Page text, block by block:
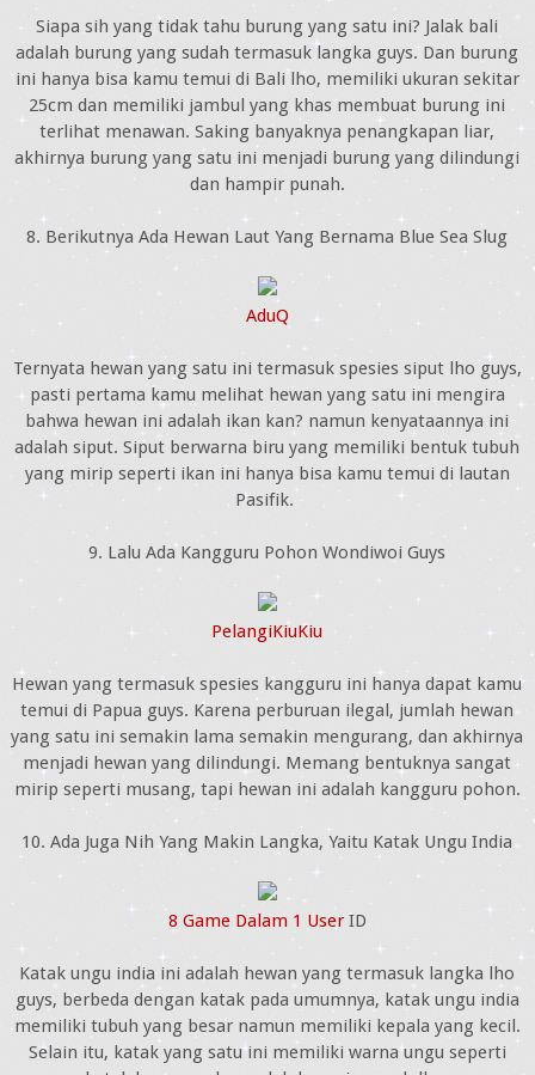
Siapa sih yang tidak tahu burung yang satu ini? Jalak bali
adalah burung yang sudah termasuk langka guys. Dan burung
ini hanya bisa kamu temui di Bali lho, memiliki ukuran sekitar
25cm dan memiliki jambul yang khas membuat burung ini
terlihat menawan. Saking banyaknya penangkapan liar,
akhirnya burung yang satu ini menjadi burung yang dilindungi
dan hampir punah.
8. Berikutnya Ada Hewan Laut Yang Bernama Blue Sea Slug
AduQ
Ternyata hewan yang satu ini termasuk spesies siput lho guys,
pasti pertama kamu melihat hewan yang satu ini mengira
bahwa hewan ini adalah ikan kan? namun kenyataannya ini
adalah siput. Siput berwarna biru yang memiliki bentuk tubuh
yang mirip seperti ikan ini hanya bisa kamu temui di lautan
Pasifik.
9. Lalu Ada Kangguru Pohon Wondiwoi Guys
PelangiKiuKiu
Hewan yang termasuk spesies kangguru ini hanya dapat kamu
temui di Papua guys. Karena perburuan ilegal, jumlah hewan
yang satu ini semakin lama semakin mengurang, dan akhirnya
menjadi hewan yang dilindungi. Memang bentuknya sangat
mirip seperti musang, tapi hewan ini adalah kangguru pohon.
10. Ada Juga Nih Yang Makin Langka, Yaitu Katak Ungu India
8 Game Dalam 1 UserID
Katak ungu india ini adalah hewan yang termasuk langka lho
guys, berbeda dengan katak pada umumnya, katak ungu india
memiliki tubuh yang besar namun memiliki kepala yang kecil.
Selain itu, katak yang satu ini memiliki warna ungu seperti